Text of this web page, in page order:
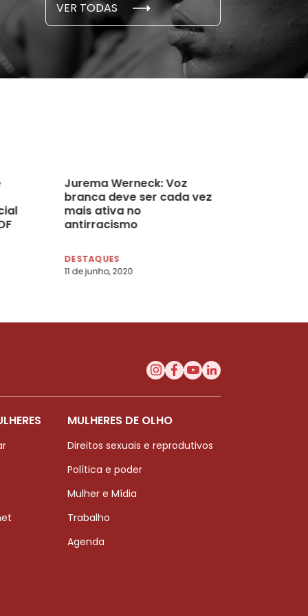
VER TODAS
novembro, 2021
Jurema Werneck: Voz
branca deve ser cada vez
mais ativa no
antirracismo
DESTAQUES
11 de junho, 2020
MULHERES DE OLHO
Direitos sexuais e reprodutivos
Política e poder
Mulher e Mídia
Trabalho
Agenda